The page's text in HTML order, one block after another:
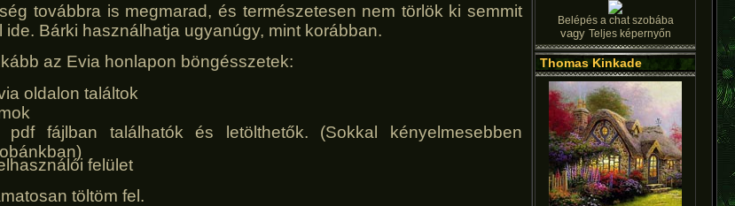
továbbra is megmarad, és természetesen nem törlök ki semmit
Bárki használhatja ugyanúgy, mint korábban.
az Evia honlapon böngésszetek:
oldalon találtok
fájlban találhatók és letölthetők. (Sokkal kényelmesebben
felület
töltöm fel.
Belépés a chat szobába
vagy Teljes képernyőn
Thomas Kinkade